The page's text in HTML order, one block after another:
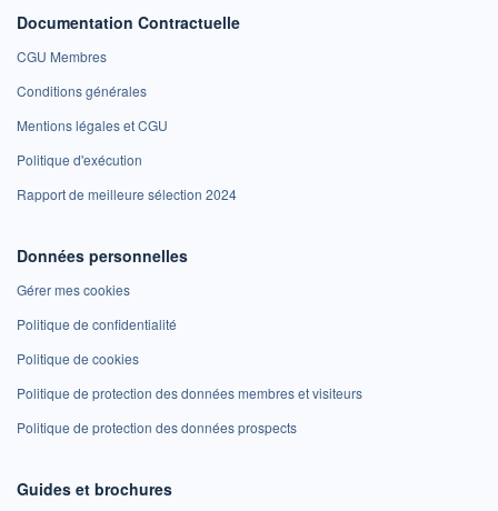
Documentation Contractuelle
CGU Membres
Conditions générales
Mentions légales et CGU
Politique d'exécution
Rapport de meilleure sélection 2024
Données personnelles
Gérer mes cookies
Politique de confidentialité
Politique de cookies
Politique de protection des données membres et visiteurs
Politique de protection des données prospects
Guides et brochures